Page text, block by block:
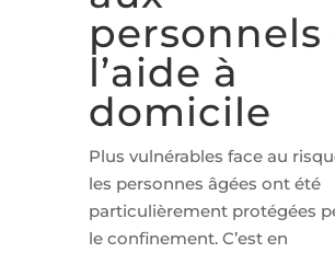
personnels
l’aide à
domicile
Plus vulnérables face au
les personnes âgées ont été
particulièrement protégées
le confinement. C’est en